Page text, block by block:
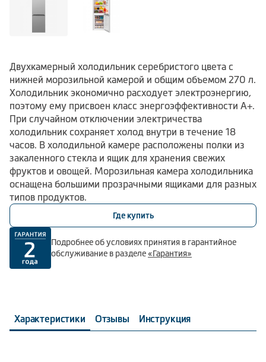
Двухкамерный холодильник серебристого цвета с
нижней морозильной камерой и общим объемом 270 л.
Холодильник экономично расходует электроэнергию,
поэтому ему присвоен класс энергоэффективности А+.
При случайном отключении электричества
холодильник сохраняет холод внутри в течение 18
часов. В холодильной камере расположены полки из
закаленного стекла и ящик для хранения свежих
фруктов и овощей. Морозильная камера холодильника
оснащена большими прозрачными ящиками для разных
типов продуктов.
Где купить
Подробнее об условиях принятия в гарантийное
обслуживание в разделе«Гарантия»
Характеристики Отзывы Инструкция